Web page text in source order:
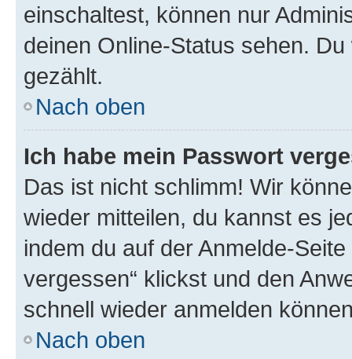
einschaltest, können nur
deinen Online-Status sehen.
gezählt.
Nach oben
Ich habe mein Passwort
Das ist nicht schlimm! Wir
wieder mitteilen, du kannst es
indem du auf der Anmelde-
vergessen“ klickst und den
schnell wieder anmelden
Nach oben